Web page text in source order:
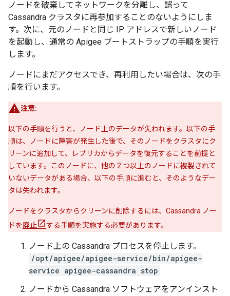
ノードを破棄してネットワークを分離し、誤って
Cassandra クラスタに再参加することのないようにしま
す。次に、元のノードと同じ IP アドレスで新しいノード
を起動し、通常の Apigee ブートストラップの手順を実行
します。
ノードにまだアクセスでき、再利用したい場合は、次の手
順を行います。
注意:
以下の手順を行うと、ノード上のデータが失われます。以下の手
順は、ノードに障害が発生した後で、そのノードをクラスタにク
リーンに追加して、レプリカからデータを復元することを前提と
しています。このノードに、他の 2 つ以上のノードに複製されて
いないデータがある場合、以下の手順に進むと、そのようなデー
タは失われます。
ノードをクラスタからクリーンに削除するには、Cassandra ノー
ドを廃止 する手順を実施する必要があります。
ノード上の Cassandra プロセスを停止します。
/opt/apigee/apigee-service/bin/apigee-
service apigee-cassandra stop
ノードから Cassandra ソフトウェアをアンインスト